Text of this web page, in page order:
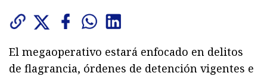
El megaoperativo estará enfocado en delitos
de flagrancia, órdenes de detención vigentes e